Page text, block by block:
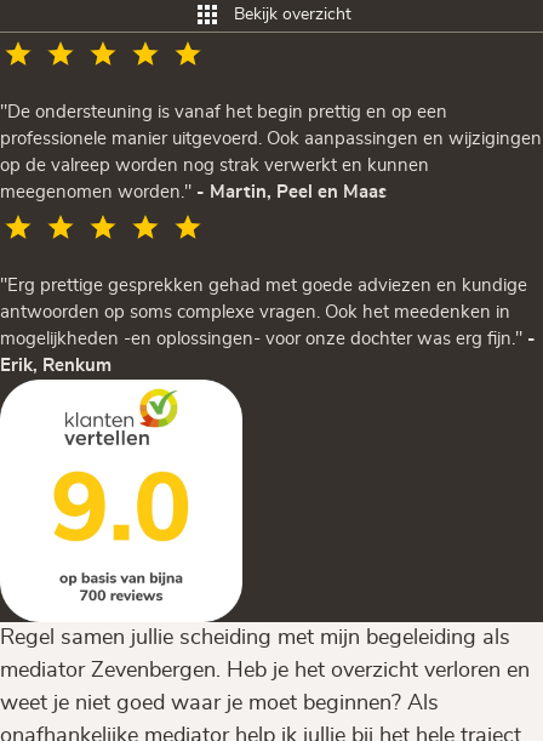
Bekijk overzicht
"De ondersteuning is vanaf het begin prettig en op een
professionele manier uitgevoerd. Ook aanpassingen en wijzigingen
op de valreep worden nog strak verwerkt en kunnen
meegenomen worden." - Martin, Peel en Maas
"Erg prettige gesprekken gehad met goede adviezen en kundige
antwoorden op soms complexe vragen. Ook het meedenken in
mogelijkheden -en oplossingen- voor onze dochter was erg fijn." -
Erik, Renkum
Regel samen jullie scheiding met mijn begeleiding als
mediator Zevenbergen. Heb je het overzicht verloren en
weet je niet goed waar je moet beginnen? Als
onafhankelijke mediator help ik jullie bij het hele traject